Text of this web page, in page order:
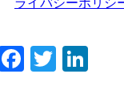
Facebook
Twitter